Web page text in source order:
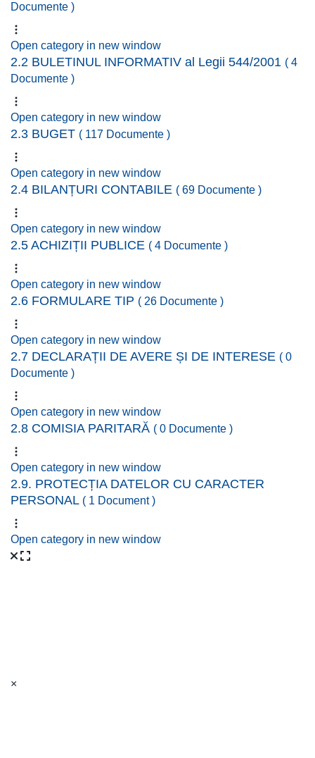
Documente )
Open category in new window
2.2 BULETINUL INFORMATIV al Legii 544/2001 ( 4
Documente )
Open category in new window
2.3 BUGET ( 117 Documente )
Open category in new window
2.4 BILANȚURI CONTABILE ( 69 Documente )
Open category in new window
2.5 ACHIZIȚII PUBLICE ( 4 Documente )
Open category in new window
2.6 FORMULARE TIP ( 26 Documente )
Open category in new window
2.7 DECLARAȚII DE AVERE ȘI DE INTERESE ( 0
Documente )
Open category in new window
2.8 COMISIA PARITARĂ ( 0 Documente )
Open category in new window
2.9. PROTECȚIA DATELOR CU CARACTER
PERSONAL ( 1 Document )
Open category in new window
×